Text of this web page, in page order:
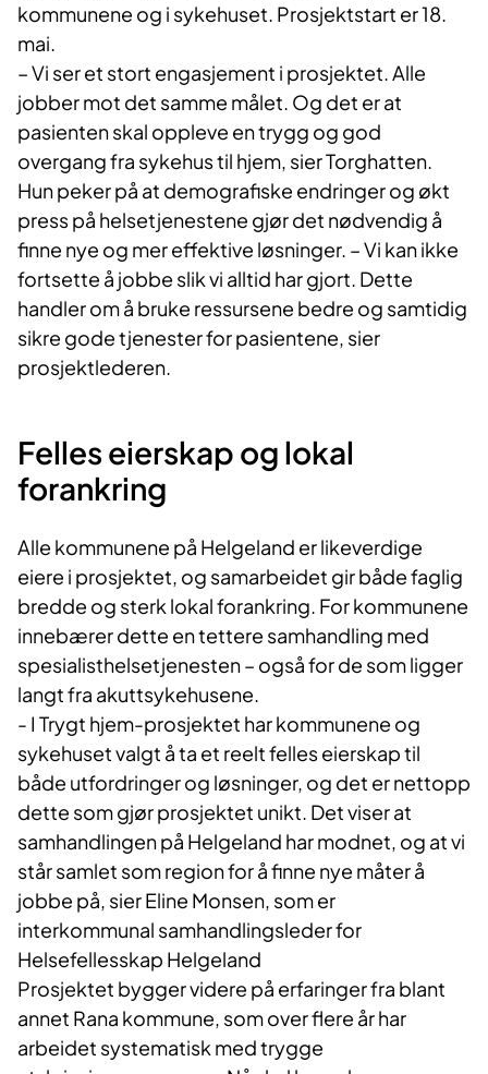
kommunene og i sykehuset. Prosjektstart er 18.
mai.
– Vi ser et stort engasjement i prosjektet. Alle
jobber mot det samme målet. Og det er at
pasienten skal oppleve en trygg og god
overgang fra sykehus til hjem, sier Torghatten.
Hun peker på at demografiske endringer og økt
press på helsetjenestene gjør det nødvendig å
finne nye og mer effektive løsninger. – Vi kan ikke
fortsette å jobbe slik vi alltid har gjort. Dette
handler om å bruke ressursene bedre og samtidig
sikre gode tjenester for pasientene, sier
prosjektlederen.
Felles eierskap og lokal
forankring
Alle kommunene på Helgeland er likeverdige
eiere i prosjektet, og samarbeidet gir både faglig
bredde og sterk lokal forankring. For kommunene
innebærer dette en tettere samhandling med
spesialisthelsetjenesten – også for de som ligger
langt fra akuttsykehusene.
- I Trygt hjem-prosjektet har kommunene og
sykehuset valgt å ta et reelt felles eierskap til
både utfordringer og løsninger, og det er nettopp
dette som gjør prosjektet unikt. Det viser at
samhandlingen på Helgeland har modnet, og at vi
står samlet som region for å finne nye måter å
jobbe på, sier Eline Monsen, som er
interkommunal samhandlingsleder for
Helsefellesskap Helgeland
Prosjektet bygger videre på erfaringer fra blant
annet Rana kommune, som over flere år har
arbeidet systematisk med trygge